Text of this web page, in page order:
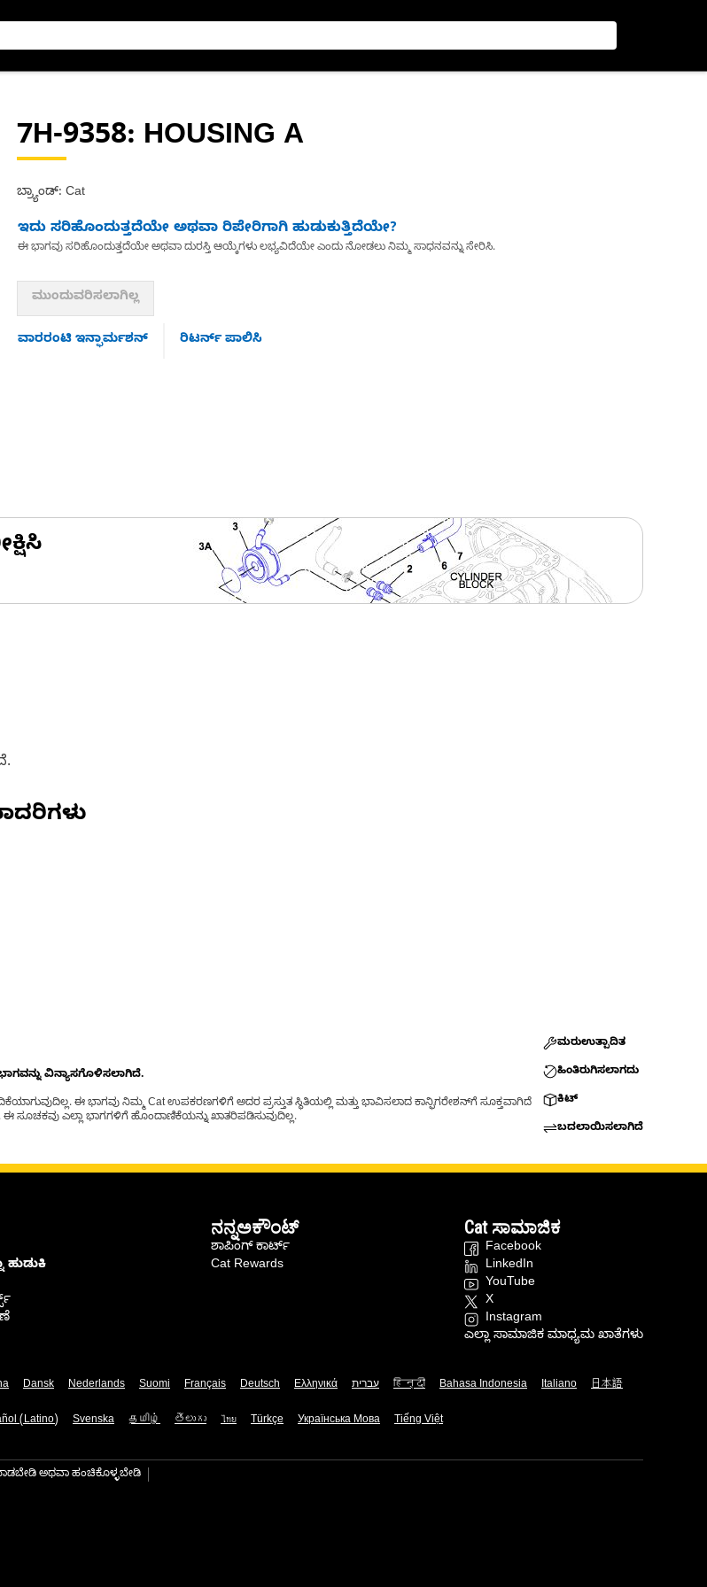
7H-9358: HOUSING A
ಬ್ರ್ಯಾಂಡ್: Cat
ಇದು ಸರಿಹೊಂದುತ್ತದೆಯೇ ಅಥವಾ ರಿಪೇರಿಗಾಗಿ ಹುಡುಕುತ್ತಿದೆಯೇ?
ಈ ಭಾಗವು ಸರಿಹೊಂದುತ್ತದೆಯೇ ಅಥವಾ ದುರಸ್ತಿ ಆಯ್ಕೆಗಳು ಲಭ್ಯವಿದೆಯೇ ಎಂದು ನೋಡಲು ನಿಮ್ಮ ಸಾಧನವನ್ನು ಸೇರಿಸಿ.
ಮುಂದುವರಿಸಲಾಗಿಲ್ಲ
ವಾರರಂಟಿ ಇನ್ಫಾರ್ಮಶನ್ ರಿಟರ್ನ್ ಪಾಲಿಸಿ
ವಿನ್ಯಾಸಗೊಳಿಸಲಾಗಿದೆ.
ಈ ಭಾಗವು ನಿಮ್ಮ Cat ಉಪಕರಣಗಳಿಗೆ ಅದರ ಪ್ರಸ್ತುತ ಸ್ಥಿತಿಯಲ್ಲಿ ಮತ್ತು ಭಾವಿಸಲಾದ ಕಾನ್ಫಿಗರೇಶನ್‌ಗೆ ಸೂಕ್ತವಾಗಿದೆ
ಸೂಚಕವು ಎಲ್ಲಾ ಭಾಗಗಳಿಗೆ ಹೊಂದಾಣಿಕೆಯನ್ನು ಖಾತರಿಪಡಿಸುವುದಿಲ್ಲ.
ಮರುಉತ್ಪಾದಿತ
ಹಿಂತಿರುಗಿಸಲಾಗದು
ಕಿಟ್
ಬದಲಾಯಿಸಲಾಗಿದೆ
ಹುಡುಕಿ
ನನ್ನಅಕೌಂಟ್
ಶಾಪಿಂಗ್ ಕಾರ್ಟ್
Cat Rewards
Cat ಸಾಮಾಜಿಕ
Facebook
LinkedIn
YouTube
X
Instagram
ಎಲ್ಲಾ ಸಾಮಾಜಿಕ ಮಾಧ್ಯಮ ಖಾತೆಗಳು
Dansk Nederlands Suomi Français Deutsch Ελληνικά עברית हिन्दी Bahasa Indonesia Italiano 日本語
(Latino) Svenska தமிழ் తెలుగు ไทย Türkçe Українська Мова Tiếng Việt
ಅಥವಾ ಹಂಚಿಕೊಳ್ಳಬೇಡಿ